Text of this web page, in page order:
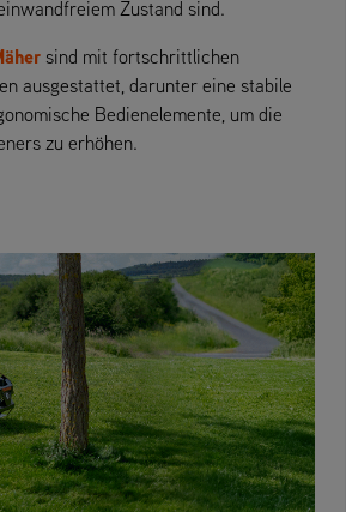
Zustand sind.
sind mit fortschrittlichen
ausgestattet, darunter eine stabile
Bedienelemente, um die
zu erhöhen.